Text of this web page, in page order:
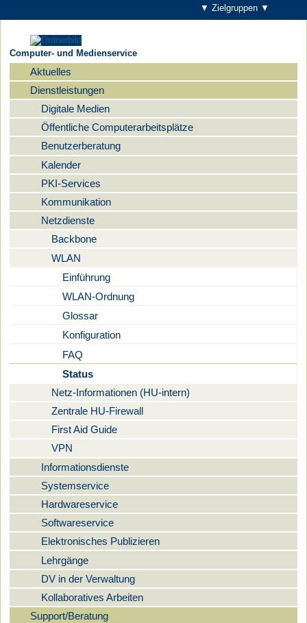
▼ Zielgruppen ▼
Computer- und Medienservice
Navigation
Aktuelles
Dienstleistungen
Digitale Medien
Öffentliche Computerarbeitsplätze
Benutzerberatung
Kalender
PKI-Services
Kommunikation
Netzdienste
Backbone
WLAN
Einführung
WLAN-Ordnung
Glossar
Konfiguration
FAQ
Status
Netz-Informationen (HU-intern)
Zentrale HU-Firewall
First Aid Guide
VPN
Informationsdienste
Systemservice
Hardwareservice
Softwareservice
Elektronisches Publizieren
Lehrgänge
DV in der Verwaltung
Kollaboratives Arbeiten
Support/Beratung